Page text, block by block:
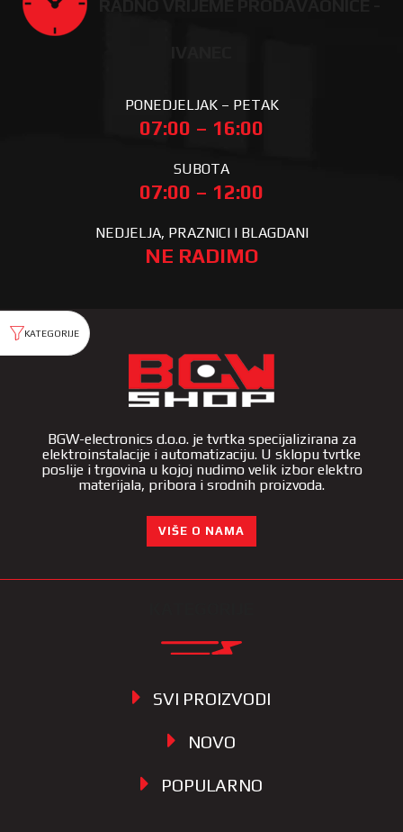
PONEDJELJAK – PETAK
07:00 – 16:00
SUBOTA
07:00 – 12:00
NEDJELJA, PRAZNICI I BLAGDANI
NE RADIMO
BGW-electronics d.o.o. je tvrtka specijalizirana za
elektroinstalacije i automatizaciju. U sklopu tvrtke
poslije i trgovina u kojoj nudimo velik izbor elektro
materijala, pribora i srodnih proizvoda.
VIŠE O NAMA
SVI PROIZVODI
NOVO
POPULARNO